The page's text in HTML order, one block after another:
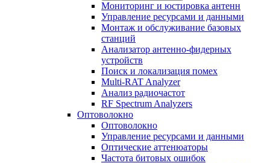
Мониторинг и юстировка антенн
Управление ресурсами и данными
Монтаж и обслуживание базовых
станций
Анализатор антенно-фидерных
устройств
Поиск и локализация помех
Multi-RAT Analyzer
Анализ радиочастот
RF Spectrum Analyzers
Оптоволокно
Оптоволокно
Управление ресурсами и данными
Оптические aттенюаторы
Частота битовых ошибок